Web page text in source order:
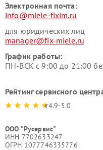
Электронная почта:
info@miele-fixim.ru
для юридических лиц
manager@fix-miele.ru
График работы:
ПН-ВСК с 9:00 до 21:00
Рейтинг сервисного
4.9-5.0
ООО "Русервис"
ИНН 7702633247
ОГРН 1077746335776